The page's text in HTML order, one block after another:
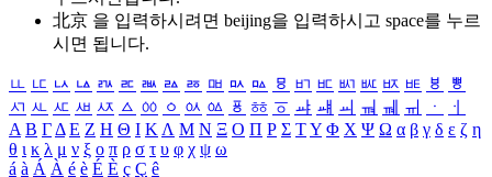
北京 을 입력하시려면 beijing을 입력하시고 space를 누르
시면 됩니다.
ㅥ ㅦ ㅧ ㅨ ㅩ ㅪ ㅫ ㅬ ㅭ ㅮ ㅯ ㅰ ㅱ ㅲ ㅳ ㅴ ㅵ ㅶ ㅷ ㅸ
ㅹ
ㅺ ㅻ ㅼ ㅽ ㅾ ㅿ ㆀ ㆁ ㆂ ㆃ ㆄ ㆅ ㆆ ㆇ ㆈ ㆉ ㆊ ㆋ ㆌ ㆍ
ㆎ
Α Β ΓΔ Ε Ζ Η Θ Ι ΚΛ Μ Ν Ξ Ο Π Ρ Σ ΤΥ Φ Χ Ψ Ω α β γ δ ε ζ η
θ ι κ λ μ ν ξ ο π ρ σ τ υ φ χ ψ ω
á à Á À é è É È ç Ç ê